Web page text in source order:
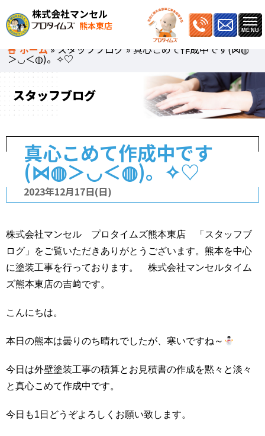
株式会社マンセル
熊本東店
ホーム » スタッフブログ »真心こめて作成中です(⋈◍
＞◡＜◍)。✧♡
スタッフブログ
真心こめて作成中です
(⋈◍＞◡＜◍)。✧♡
2023年12月17日(日)
株式会社マンセル プロタイムズ熊本東店 「スタッフブ
ログ」をご覧いただきありがとうございます。熊本を中心
に塗装工事を行っております。 株式会社マンセルタイム
ズ熊本東店の吉﨑です。
こんにちは。
本日の熊本は曇りのち晴れでしたが、寒いですね～
今日は外壁塗装工事の積算とお見積書の作成を黙々と淡々
と真心こめて作成中です。
今日も1日どうぞよろしくお願い致します。